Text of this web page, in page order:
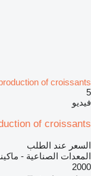
of croissants
5
فيديو
of croissants
السعر عند الطلب
المعدات الصناعية -
2000